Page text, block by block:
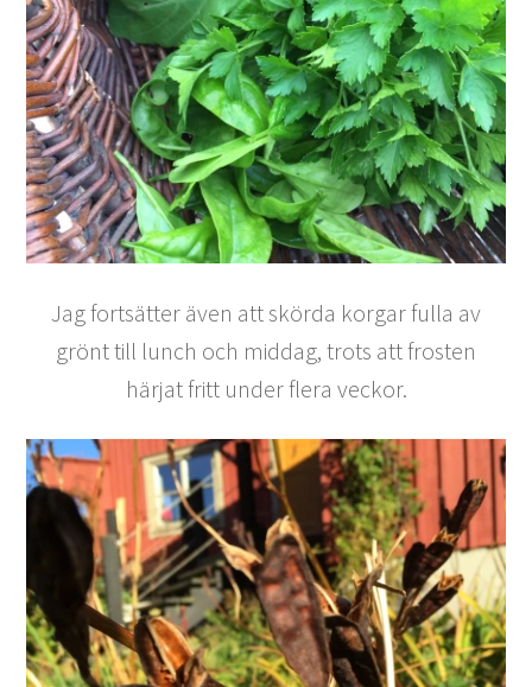
Jag fortsätter även att skörda korgar fulla av
grönt till lunch och middag, trots att frosten
härjat fritt under flera veckor.